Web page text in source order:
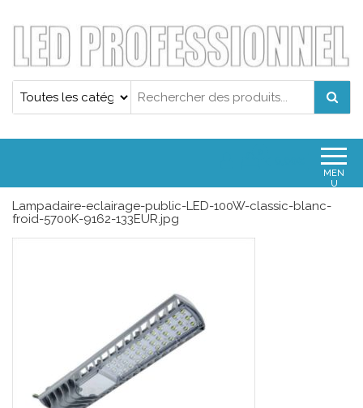
Projecteur led professionnel
Projecteur led professionnel
MEN
U
Lampadaire-eclairage-public-LED-100W-classic-blanc-
froid-5700K-9162-133EUR.jpg